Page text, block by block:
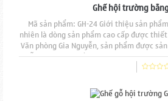
Ghế hội trường
Mã sản phẩm: GH-24 Giới thiệu sản
nhiên là dòng sản phẩm cao cấp được
Văn phòng Gia Nguyễn, sản phẩm được
mẫu mã đẹp, độ bền cao, đường nét đục
tự nhiên 100% sơn phủ PU cao cấp, Sản